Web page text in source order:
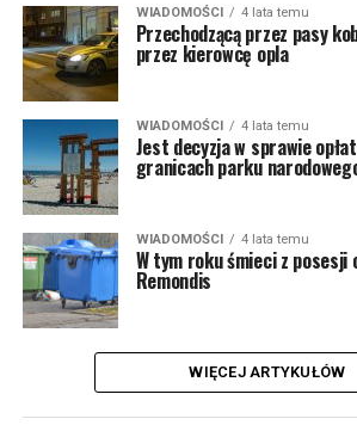
WIADOMOŚCI 4 lata temu
Przechodzącą przez pasy
przez kierowcę opla
WIADOMOŚCI 4 lata temu
Jest decyzja w sprawie
granicach parku
WIADOMOŚCI 4 lata temu
W tym roku śmieci z posesji
Remondis
WIĘCEJ ARTYKUŁÓW